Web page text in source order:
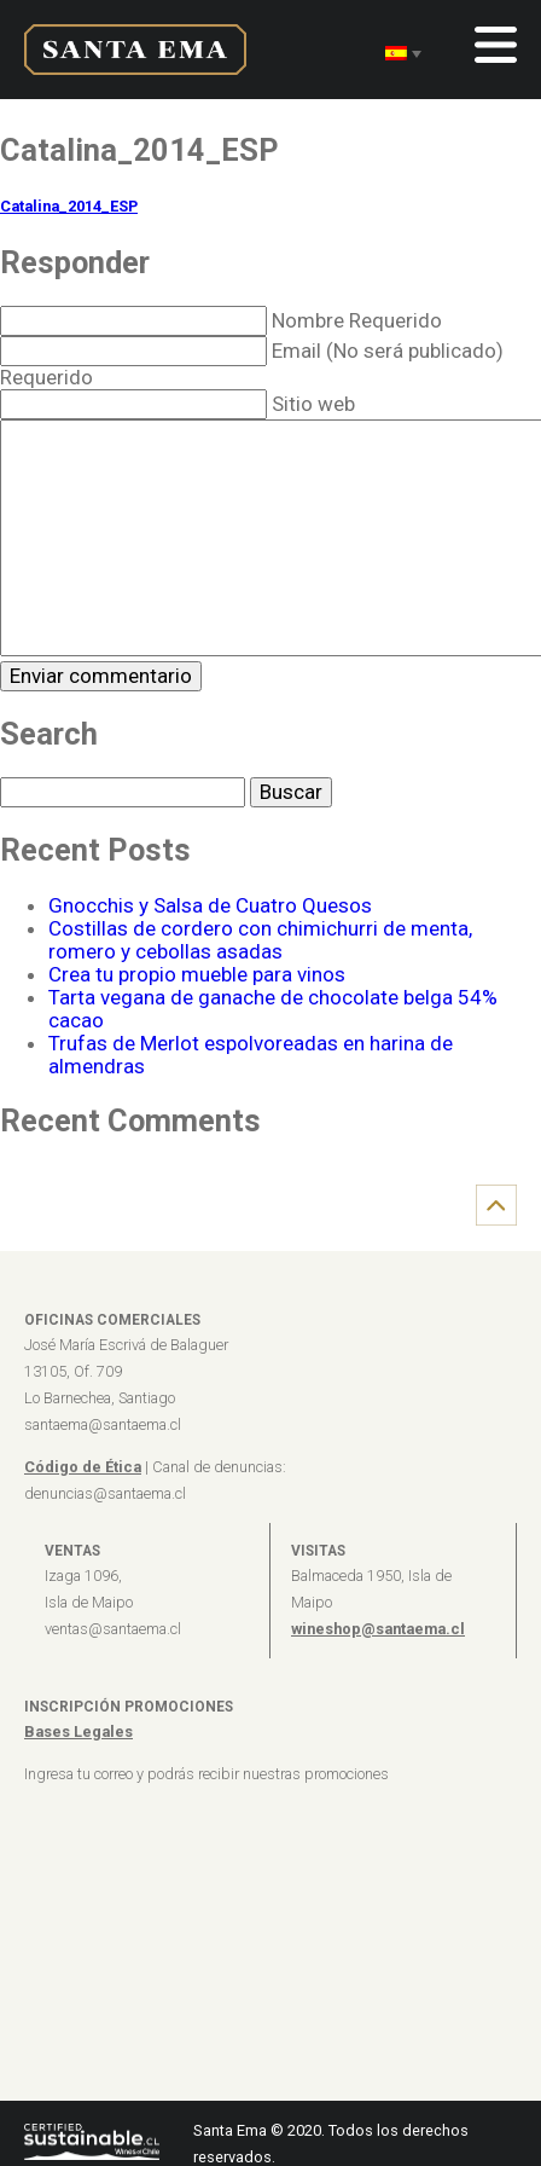
Catalina_2014_ESP
Catalina_2014_ESP
Responder
Nombre Requerido
Email (No será publicado)
Requerido
Sitio web
Search
Recent Posts
Gnocchis y Salsa de Cuatro Quesos
Costillas de cordero con chimichurri de menta,
romero y cebollas asadas
Crea tu propio mueble para vinos
Tarta vegana de ganache de chocolate belga 54%
cacao
Trufas de Merlot espolvoreadas en harina de
almendras
Recent Comments
OFICINAS COMERCIALES
José María Escrivá de Balaguer
13105, Of. 709
Lo Barnechea, Santiago
santaema@santaema.cl
Código de Ética | Canal de denuncias:
denuncias@santaema.cl
VENTAS
Izaga 1096,
Isla de Maipo
ventas@santaema.cl
VISITAS
Balmaceda 1950, Isla de
Maipo
wineshop@santaema.cl
INSCRIPCIÓN PROMOCIONES
Bases Legales
Ingresa tu correo y podrás recibir nuestras promociones
Santa Ema © 2020. Todos los derechos
reservados.